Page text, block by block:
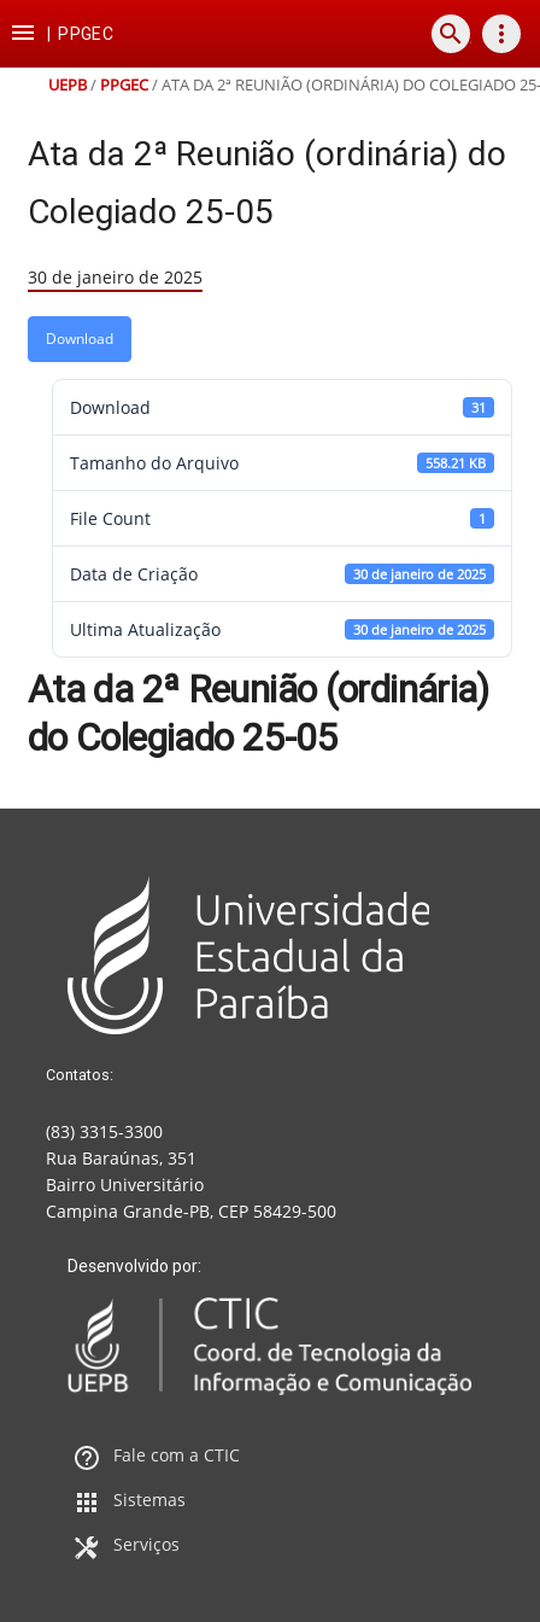
para
conteúdo
para
para
para
rodapé
 PPGEC search more_vert
UEPB/ PPGEC/ATA DA 2ª REUNIÃO (ORDINÁRIA) DO COLEGIADO
Ata da 2ª Reunião (ordinária) do
Colegiado 25-05
30 de janeiro de 2025
Download
Download 31
Tamanho do Arquivo 558.21 KB
File Count 1
Data de Criação 30 de janeiro de 2025
Ultima Atualização 30 de janeiro de 2025
Ata da 2ª Reunião (ordinária)
do Colegiado 25-05
Contatos:
(83) 3315-3300
Rua Baraúnas, 351
Bairro Universitário
Campina Grande-PB, CEP 58429-500
Desenvolvido por:
Fale com a CTIC
Sistemas
Serviços